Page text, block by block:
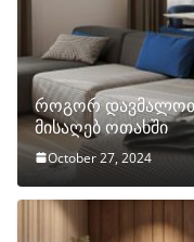
როგორ დავმალოთ
მისაღებ ოთახში
October 27, 2024